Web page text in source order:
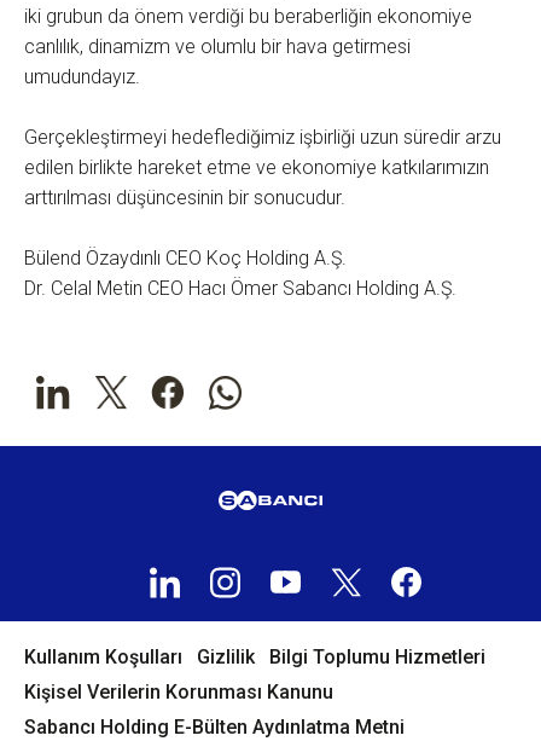
iki grubun da önem verdiği bu beraberliğin ekonomiye
canlılık, dinamizm ve olumlu bir hava getirmesi
umudundayız.
Gerçekleştirmeyi hedeflediğimiz işbirliği uzun süredir arzu
edilen birlikte hareket etme ve ekonomiye katkılarımızın
arttırılması düşüncesinin bir sonucudur.
Bülend Özaydınlı CEO Koç Holding A.Ş.
Dr. Celal Metin CEO Hacı Ömer Sabancı Holding A.Ş.
Kullanım Koşulları Gizlilik
Bilgi Toplumu Hizmetleri
Kişisel Verilerin Korunması Kanunu
Sabancı Holding E-Bülten Aydınlatma Metni